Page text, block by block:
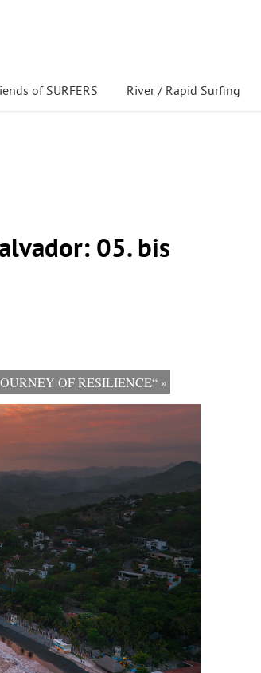
of SURFERS River / Rapid Surfing
05. bis
OF RESILIENCE“ »